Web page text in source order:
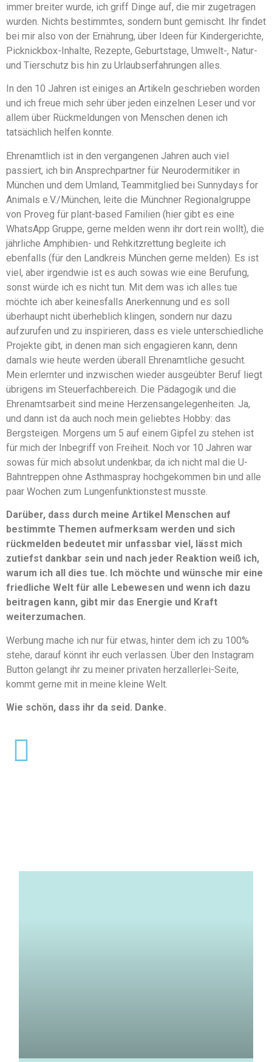
immer breiter wurde, ich griff Dinge auf, die mir zugetragen
wurden. Nichts bestimmtes, sondern bunt gemischt. Ihr findet
bei mir also von der Ernährung, über Ideen für Kindergerichte,
Picknickbox-Inhalte, Rezepte, Geburtstage, Umwelt-, Natur-
und Tierschutz bis hin zu Urlaubserfahrungen alles.
In den 10 Jahren ist einiges an Artikeln geschrieben worden
und ich freue mich sehr über jeden einzelnen Leser und vor
allem über Rückmeldungen von Menschen denen ich
tatsächlich helfen konnte.
Ehrenamtlich ist in den vergangenen Jahren auch viel
passiert, ich bin Ansprechpartner für Neurodermitiker in
München und dem Umland, Teammitglied bei Sunnydays for
Animals e.V./München, leite die Münchner Regionalgruppe
von Proveg für plant-based Familien (hier gibt es eine
WhatsApp Gruppe, gerne melden wenn ihr dort rein wollt), die
jährliche Amphibien- und Rehkitzrettung begleite ich
ebenfalls (für den Landkreis München gerne melden). Es ist
viel, aber irgendwie ist es auch sowas wie eine Berufung,
sonst würde ich es nicht tun. Mit dem was ich alles tue
möchte ich aber keinesfalls Anerkennung und es soll
überhaupt nicht überheblich klingen, sondern nur dazu
aufzurufen und zu inspirieren, dass es viele unterschiedliche
Projekte gibt, in denen man sich engagieren kann, denn
damals wie heute werden überall Ehrenamtliche gesucht.
Mein erlernter und inzwischen wieder ausgeübter Beruf liegt
übrigens im Steuerfachbereich. Die Pädagogik und die
Ehrenamtsarbeit sind meine Herzensangelegenheiten. Ja,
und dann ist da auch noch mein geliebtes Hobby: das
Bergsteigen. Morgens um 5 auf einem Gipfel zu stehen ist
für mich der Inbegriff von Freiheit. Noch vor 10 Jahren war
sowas für mich absolut undenkbar, da ich nicht mal die U-
Bahntreppen ohne Asthmaspray hochgekommen bin und alle
paar Wochen zum Lungenfunktionstest musste.
Darüber, dass durch meine Artikel Menschen auf
bestimmte Themen aufmerksam werden und sich
rückmelden bedeutet mir unfassbar viel, lässt mich
zutiefst dankbar sein und nach jeder Reaktion weiß ich,
warum ich all dies tue. Ich möchte und wünsche mir eine
friedliche Welt für alle Lebewesen und wenn ich dazu
beitragen kann, gibt mir das Energie und Kraft
weiterzumachen.
Werbung mache ich nur für etwas, hinter dem ich zu 100%
stehe, darauf könnt ihr euch verlassen. Über den Instagram
Button gelangt ihr zu meiner privaten herzallerlei-Seite,
kommt gerne mit in meine kleine Welt.
Wie schön, dass ihr da seid. Danke.